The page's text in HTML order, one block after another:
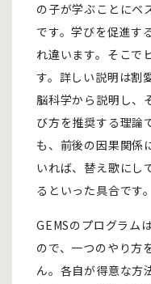
の子が学ぶことにベ
です。学びを促進す
れ違います。そこで
す。詳しい説明は割
脳科学から説明し、
び方を推奨する理論
も、前後の因果関係
いれば、替え歌にし
るといった具合です。
GEMSのプログラム
ので、一つのやり方
ん。各自が得意な方